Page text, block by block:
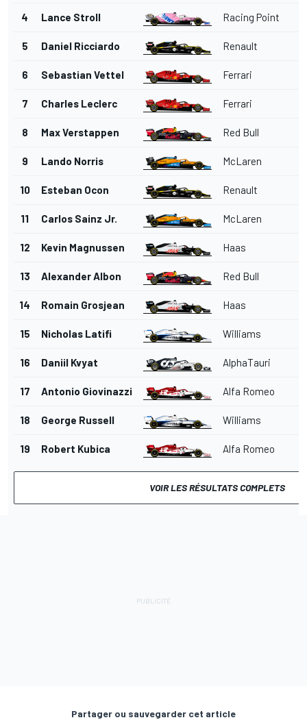
4 Lance Stroll Racing Point
5 Daniel Ricciardo Renault
6 Sebastian Vettel Ferrari
7 Charles Leclerc Ferrari
8 Max Verstappen Red Bull
9 Lando Norris McLaren
10 Esteban Ocon Renault
11 Carlos Sainz Jr. McLaren
12 Kevin Magnussen Haas
13 Alexander Albon Red Bull
14 Romain Grosjean Haas
15 Nicholas Latifi Williams
16 Daniil Kvyat AlphaTauri
17 Antonio Giovinazzi Alfa Romeo
18 George Russell Williams
19 Robert Kubica Alfa Romeo
VOIR LES RÉSULTATS COMPLETS
Partager ou sauvegarder cet article